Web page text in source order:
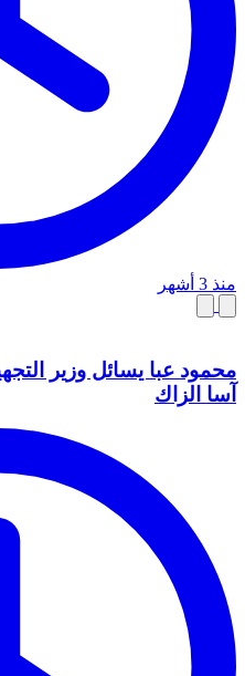
منذ 3 أشهر
محمود عبا يسائل وزير
آسا الزاك